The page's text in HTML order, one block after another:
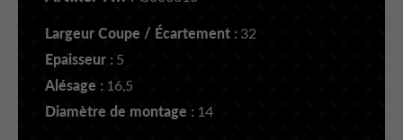
Largeur Coupe / Écartement : 32
Epaisseur : 5
Alésage : 16,5
Diamètre de montage : 14